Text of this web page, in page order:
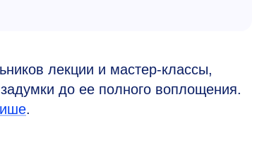
лекции и мастер-классы,
до ее полного воплощения.
.